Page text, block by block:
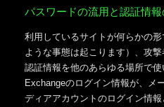
パスワードの流用と認証情報
利用しているサイトが何らかの
ような事態は起こります）、攻
認証情報を他のあらゆる場所で
Exchangeのログイン情報が、メ
ディアアカウントのログイン情